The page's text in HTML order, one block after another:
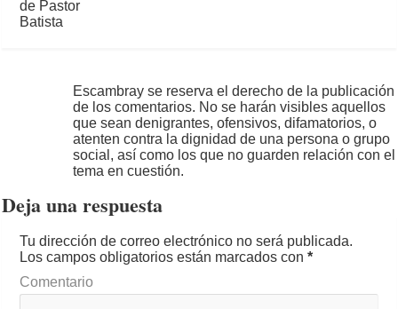
Escambray se reserva el derecho de la publicación
de los comentarios. No se harán visibles aquellos
que sean denigrantes, ofensivos, difamatorios, o
atenten contra la dignidad de una persona o grupo
social, así como los que no guarden relación con el
tema en cuestión.
Deja una respuesta
Tu dirección de correo electrónico no será publicada.
Los campos obligatorios están marcados con*
Comentario